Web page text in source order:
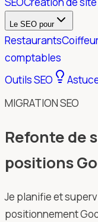
Le SEO pour
Restaurants
comptables
Outils SEO
MIGRATION SEO
Refonte de
positions
Je planifie et
positionnement